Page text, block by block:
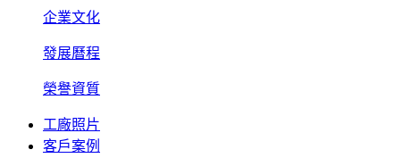
企業文化
發展曆程
榮譽資質
工廠照片
客戶案例